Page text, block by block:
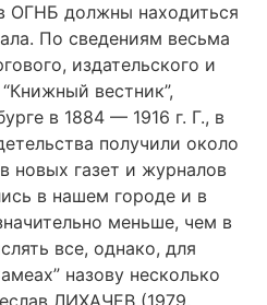
ОГНБ должны находиться
По сведениям весьма
издательского и
вестник”,
в 1884 — 1916 г. Г., в
получили около
новых газет и журналов
в нашем городе и в
меньше, чем в
все, однако, для
назову несколько